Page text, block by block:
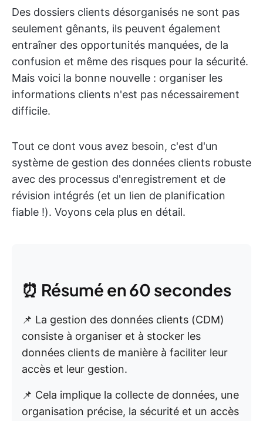
Des dossiers clients désorganisés ne sont pas
seulement gênants, ils peuvent également
entraîner des opportunités manquées, de la
confusion et même des risques pour la sécurité.
Mais voici la bonne nouvelle : organiser les
informations clients n'est pas nécessairement
difficile.
Tout ce dont vous avez besoin, c'est d'un
système de gestion des données clients robuste
avec des processus d'enregistrement et de
révision intégrés (et un lien de planification
fiable !). Voyons cela plus en détail.
⏰ Résumé en 60 secondes
📌 La gestion des données clients (CDM)
consiste à organiser et à stocker les
données clients de manière à faciliter leur
accès et leur gestion.
📌 Cela implique la collecte de données, une
organisation précise, la sécurité et un accès